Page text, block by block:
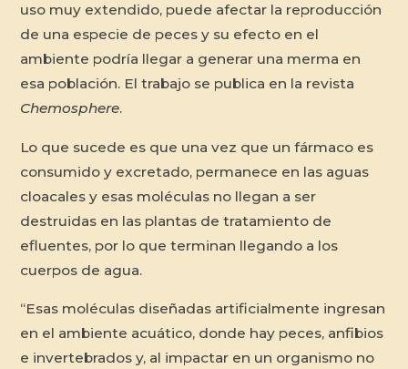
uso muy extendido, puede afectar la reproducción
de una especie de peces y su efecto en el
ambiente podría llegar a generar una merma en
esa población. El trabajo se publica en la revista
Chemosphere.
Lo que sucede es que una vez que un fármaco es
consumido y excretado, permanece en las aguas
cloacales y esas moléculas no llegan a ser
destruidas en las plantas de tratamiento de
efluentes, por lo que terminan llegando a los
cuerpos de agua.
“Esas moléculas diseñadas artificialmente ingresan
en el ambiente acuático, donde hay peces, anfibios
e invertebrados y, al impactar en un organismo no